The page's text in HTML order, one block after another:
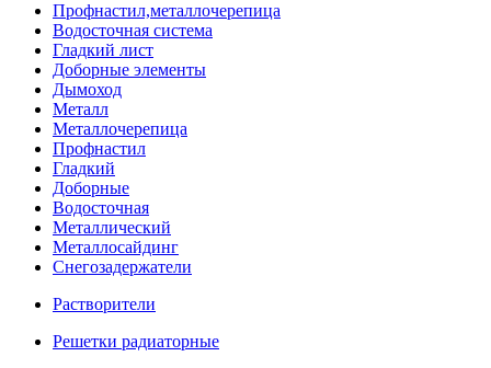
Профнастил,металлочерепица
Водосточная система
Гладкий лист
Доборные элементы
Дымоход
Металл
Металлочерепица
Профнастил
Гладкий
Доборные
Водосточная
Металлический
Металлосайдинг
Снегозадержатели
Растворители
Решетки радиаторные